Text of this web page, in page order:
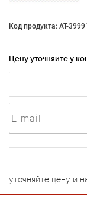
Код продукта: AT-
Цену уточняйте у
уточняйте цену и